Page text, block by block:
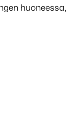
huoneessa,